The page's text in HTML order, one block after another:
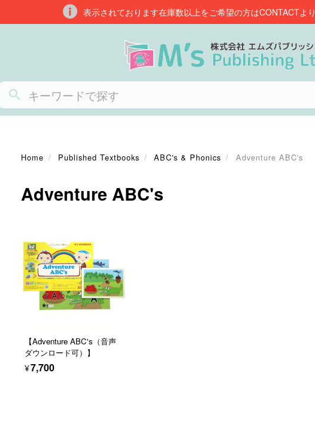
表示されております在庫数以上をご希望の方はCONTACTよ
Home Published Textbooks ABC's & Phonics Adventure ABC's
Adventure ABC's
【Adventure ABC's（音声
ダウンロード可）】
¥7,700